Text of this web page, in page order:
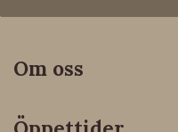
Om oss